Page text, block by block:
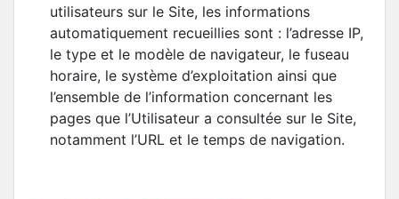
utilisateurs sur le Site, les informations
automatiquement recueillies sont : l’adresse IP,
le type et le modèle de navigateur, le fuseau
horaire, le système d’exploitation ainsi que
l’ensemble de l’information concernant les
pages que l’Utilisateur a consultée sur le Site,
notamment l’URL et le temps de navigation.